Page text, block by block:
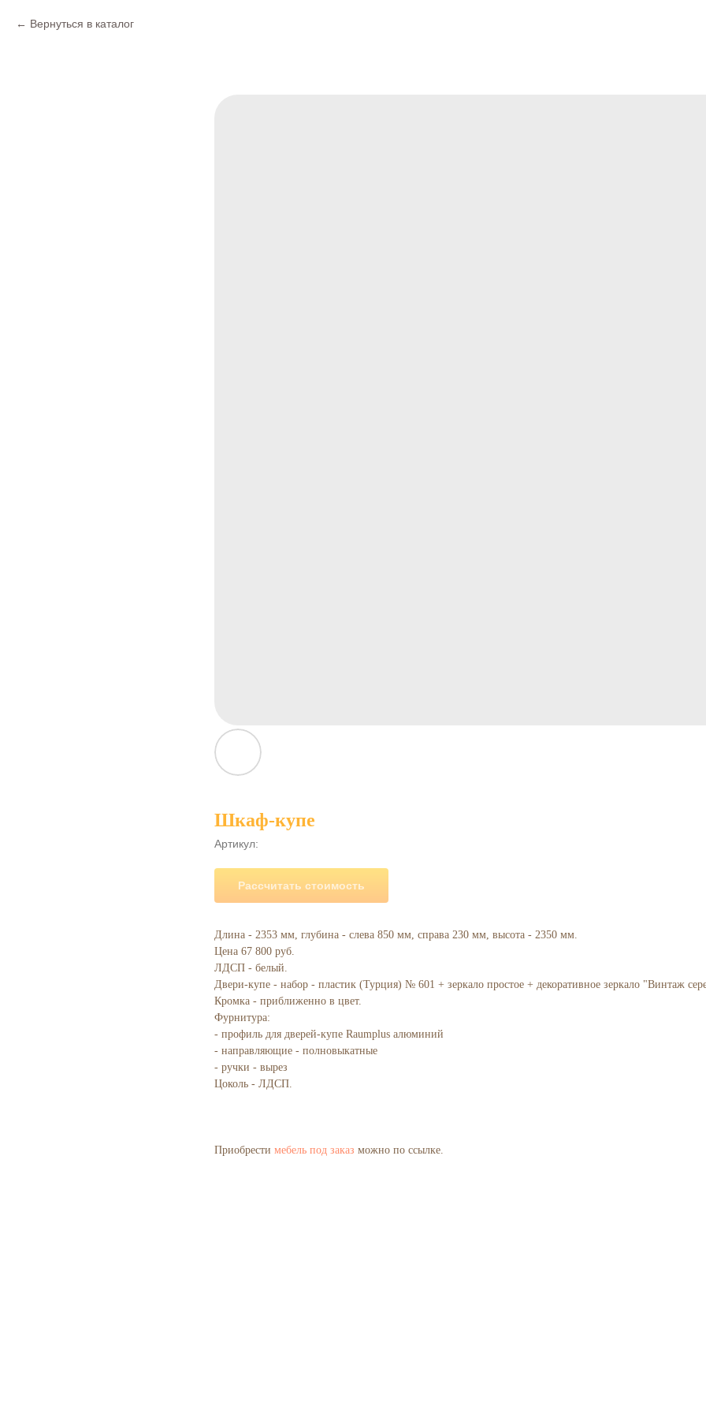
Вернуться в каталог
Шкаф-купе
Артикул:
Рассчитать стоимость
Длина - 2353 мм, глубина - слева 850 мм, справа 230 мм, высота - 2350 мм.
Цена 67 800 руб.
ЛДСП - белый.
Двери-купе - набор - пластик (Турция) № 601 + зеркало простое + декоративное зеркало "Винтаж
Кромка - приближенно в цвет.
Фурнитура:
- профиль для дверей-купе Raumplus алюминий
- направляющие - полновыкатные
- ручки - вырез
Цоколь - ЛДСП.
Приобрести мебель под заказ можно по ссылке.